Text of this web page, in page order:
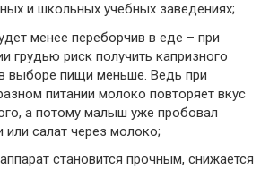
и школьных учебных заведениях;
менее переборчив в еде – при
грудью риск получить капризного
выборе пищи меньше. Ведь при
питании молоко повторяет вкус
а потому малыш уже пробовал
или салат через молоко;
становится прочным, снижается